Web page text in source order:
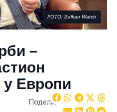
FOTO: Balkan Watch
–
у Европи
Подели: